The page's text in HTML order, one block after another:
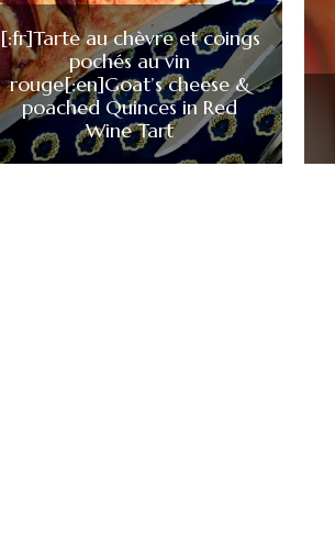
[:fr]Tarte au chèvre et coings
pochés au vin
rouge[:en]Goat’s cheese &
poached Quinces in Red
Wine Tart